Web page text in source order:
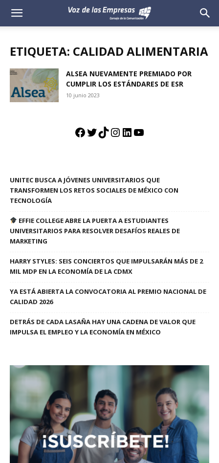
Voz
Empresas
ETIQUETA: CALIDAD ALIMENTARIA
ALSEA NUEVAMENTE PREMIADO POR
CUMPLIR LOS ESTÁNDARES DE ESR
10 junio 2023
Facebook
Twitter
TikTok
Instagram
LinkedIn
YouTube
UNITEC BUSCA A JÓVENES UNIVERSITARIOS QUE
TRANSFORMEN LOS RETOS SOCIALES DE MÉXICO CON
TECNOLOGÍA
EFFIE COLLEGE ABRE LA PUERTA A ESTUDIANTES
UNIVERSITARIOS PARA RESOLVER DESAFÍOS REALES DE
MARKETING
HARRY STYLES: SEIS CONCIERTOS QUE IMPULSARÁN MÁS DE 2
MIL MDP EN LA ECONOMÍA DE LA CDMX
YA ESTÁ ABIERTA LA CONVOCATORIA AL PREMIO NACIONAL DE
CALIDAD 2026
DETRÁS DE CADA LASAÑA HAY UNA CADENA DE VALOR QUE
IMPULSA EL EMPLEO Y LA ECONOMÍA EN MÉXICO